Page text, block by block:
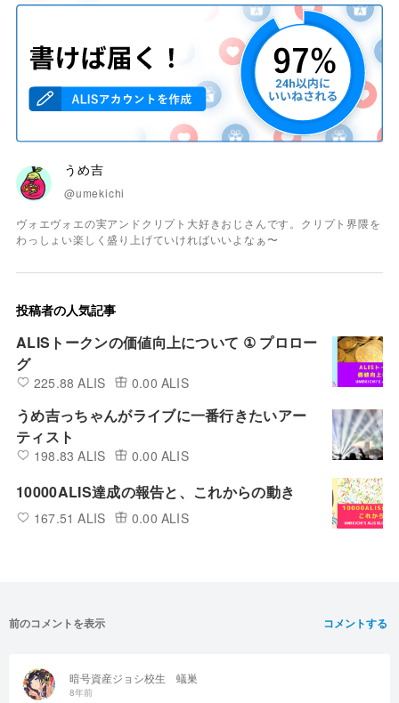
うめ吉
@umekichi
ヴォエヴォエの実アンドクリプト大好きおじさんです。クリプト界隈を
わっしょい楽しく盛り上げていければいいよなぁ〜
投稿者の人気記事
ALISトークンの価値向上について ① プロロー
グ
225.88 ALIS 0.00 ALIS
うめ吉っちゃんがライブに一番行きたいアー
ティスト
198.83 ALIS 0.00 ALIS
10000ALIS達成の報告と、これからの動き
167.51 ALIS 0.00 ALIS
コメントする
前のコメントを表示
暗号資産ジョシ校生 蟻巣
8年前